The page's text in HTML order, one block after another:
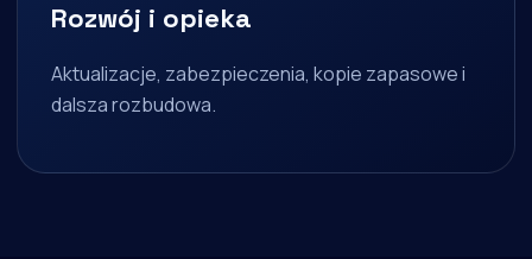
Rozwój i opieka
Aktualizacje, zabezpieczenia, kopie zapasowe i
dalsza rozbudowa.